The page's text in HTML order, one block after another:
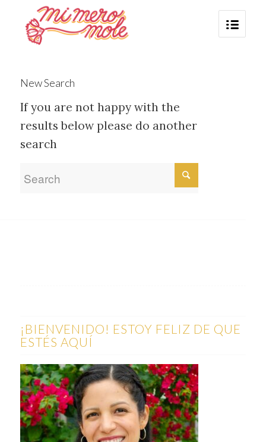
New Search
If you are not happy with the
results below please do another
search
¡BIENVENIDO! ESTOY FELIZ DE QUE
ESTÉS AQUÍ